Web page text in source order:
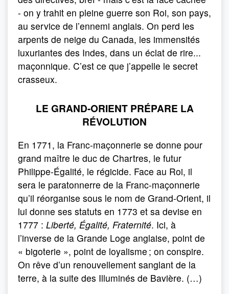
- on y trahit en pleine guerre son Roi, son pays,
au service de l’ennemi anglais. On perd les
arpents de neige du Canada, les immensités
luxuriantes des Indes, dans un éclat de rire...
maçonnique. C’est ce que j’appelle le secret
crasseux.
LE GRAND-ORIENT PRÉPARE LA
RÉVOLUTION
En 1771, la Franc-maçonnerie se donne pour
grand maître le duc de Chartres, le futur
Philippe-Égalité, le régicide. Face au Roi, il
sera le paratonnerre de la Franc-maçonnerie
qu’il réorganise sous le nom de Grand-Orient, il
lui donne ses statuts en 1773 et sa devise en
1777 : Liberté, Égalité, Fraternité. Ici, à
l’inverse de la Grande Loge anglaise, point de
« bigoterie », point de loyalisme ; on conspire.
On rêve d’un renouvellement sanglant de la
terre, à la suite des Illuminés de Bavière. (…)